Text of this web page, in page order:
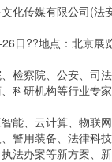
化传媒有限公司(法
日??地点：北京展
察院、公安、司法
科研机构等行业专家
、云计算、物联网
警用装备、法律科
法办案等新方案、新